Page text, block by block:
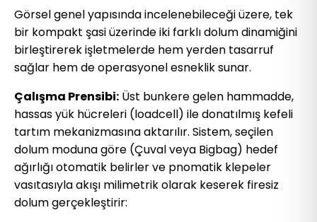
Görsel genel yapısında incelenebileceği üzere, tek
bir kompakt şasi üzerinde iki farklı dolum dinamiğini
birleştirerek işletmelerde hem yerden tasarruf
sağlar hem de operasyonel esneklik sunar.
Çalışma Prensibi: Üst bunkere gelen hammadde,
hassas yük hücreleri (loadcell) ile donatılmış kefeli
tartım mekanizmasına aktarılır. Sistem, seçilen
dolum moduna göre (Çuval veya Bigbag) hedef
ağırlığı otomatik belirler ve pnomatik klepeler
vasıtasıyla akışı milimetrik olarak keserek firesiz
dolum gerçekleştirir: